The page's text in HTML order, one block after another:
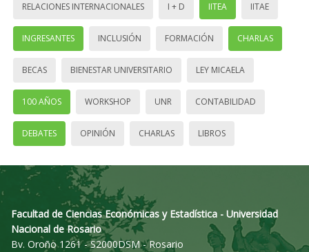
RELACIONES INTERNACIONALES I + D IITEA IITAE
INGRESANTES INCLUSIÓN FORMACIÓN CHARLAS
BECAS BIENESTAR UNIVERSITARIO LEY MICAELA
100 AÑOS WORKSHOP UNR CONTABILIDAD
DEBATES OPINIÓN CHARLAS LIBROS
Facultad de Ciencias Económicas y Estadística - Universidad
Nacional de Rosario
Bv. Oroño 1261 - S2000DSM - Rosario